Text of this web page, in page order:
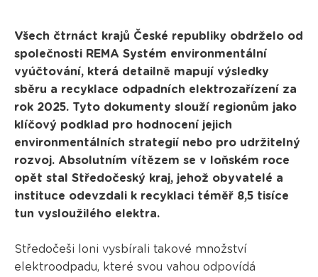
Všech čtrnáct krajů České republiky obdrželo od
společnosti REMA Systém environmentální
vyúčtování, která detailně mapují výsledky
sběru a recyklace odpadních elektrozařízení za
rok 2025. Tyto dokumenty slouží regionům jako
klíčový podklad pro hodnocení jejich
environmentálních strategií nebo pro udržitelný
rozvoj. Absolutním vítězem se v loňském roce
opět stal Středočeský kraj, jehož obyvatelé a
instituce odevzdali k recyklaci téměř 8,5 tisíce
tun vysloužilého elektra.
Středočeši loni vysbírali takové množství
elektroodpadu, které svou vahou odpovídá